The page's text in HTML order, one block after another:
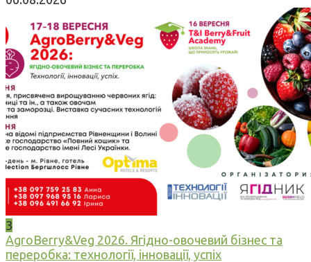
3
AgroBerry&Veg 2026. Ягідно-овочевий бізнес та
переробка: технології, інновації, успіх